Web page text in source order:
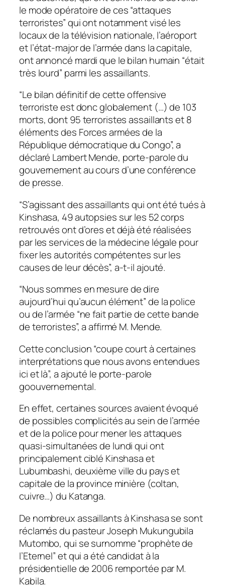
le mode opératoire de ces “attaques
terroristes” qui ont notamment visé les
locaux de la télévision nationale, l’aéroport
et l’état-major de l’armée dans la capitale,
ont annoncé mardi que le bilan humain “était
très lourd” parmi les assaillants.
“Le bilan définitif de cette offensive
terroriste est donc globalement (…) de 103
morts, dont 95 terroristes assaillants et 8
éléments des Forces armées de la
République démocratique du Congo”, a
déclaré Lambert Mende, porte-parole du
gouvernement au cours d’une conférence
de presse.
“S’agissant des assaillants qui ont été tués à
Kinshasa, 49 autopsies sur les 52 corps
retrouvés ont d’ores et déjà été réalisées
par les services de la médecine légale pour
fixer les autorités compétentes sur les
causes de leur décès”, a-t-il ajouté.
“Nous sommes en mesure de dire
aujourd’hui qu’aucun élément” de la police
ou de l’armée “ne fait partie de cette bande
de terroristes”, a affirmé M. Mende.
Cette conclusion “coupe court à certaines
interprétations que nous avons entendues
ici et là”, a ajouté le porte-parole
goouvernemental.
En effet, certaines sources avaient évoqué
de possibles complicités au sein de l’armée
et de la police pour mener les attaques
quasi-simultanées de lundi qui ont
principalement ciblé Kinshasa et
Lubumbashi, deuxième ville du pays et
capitale de la province minière (coltan,
cuivre…) du Katanga.
De nombreux assaillants à Kinshasa se sont
réclamés du pasteur Joseph Mukungubila
Mutombo, qui se surnomme “prophète de
l’Eternel” et qui a été candidat à la
présidentielle de 2006 remportée par M.
Kabila.